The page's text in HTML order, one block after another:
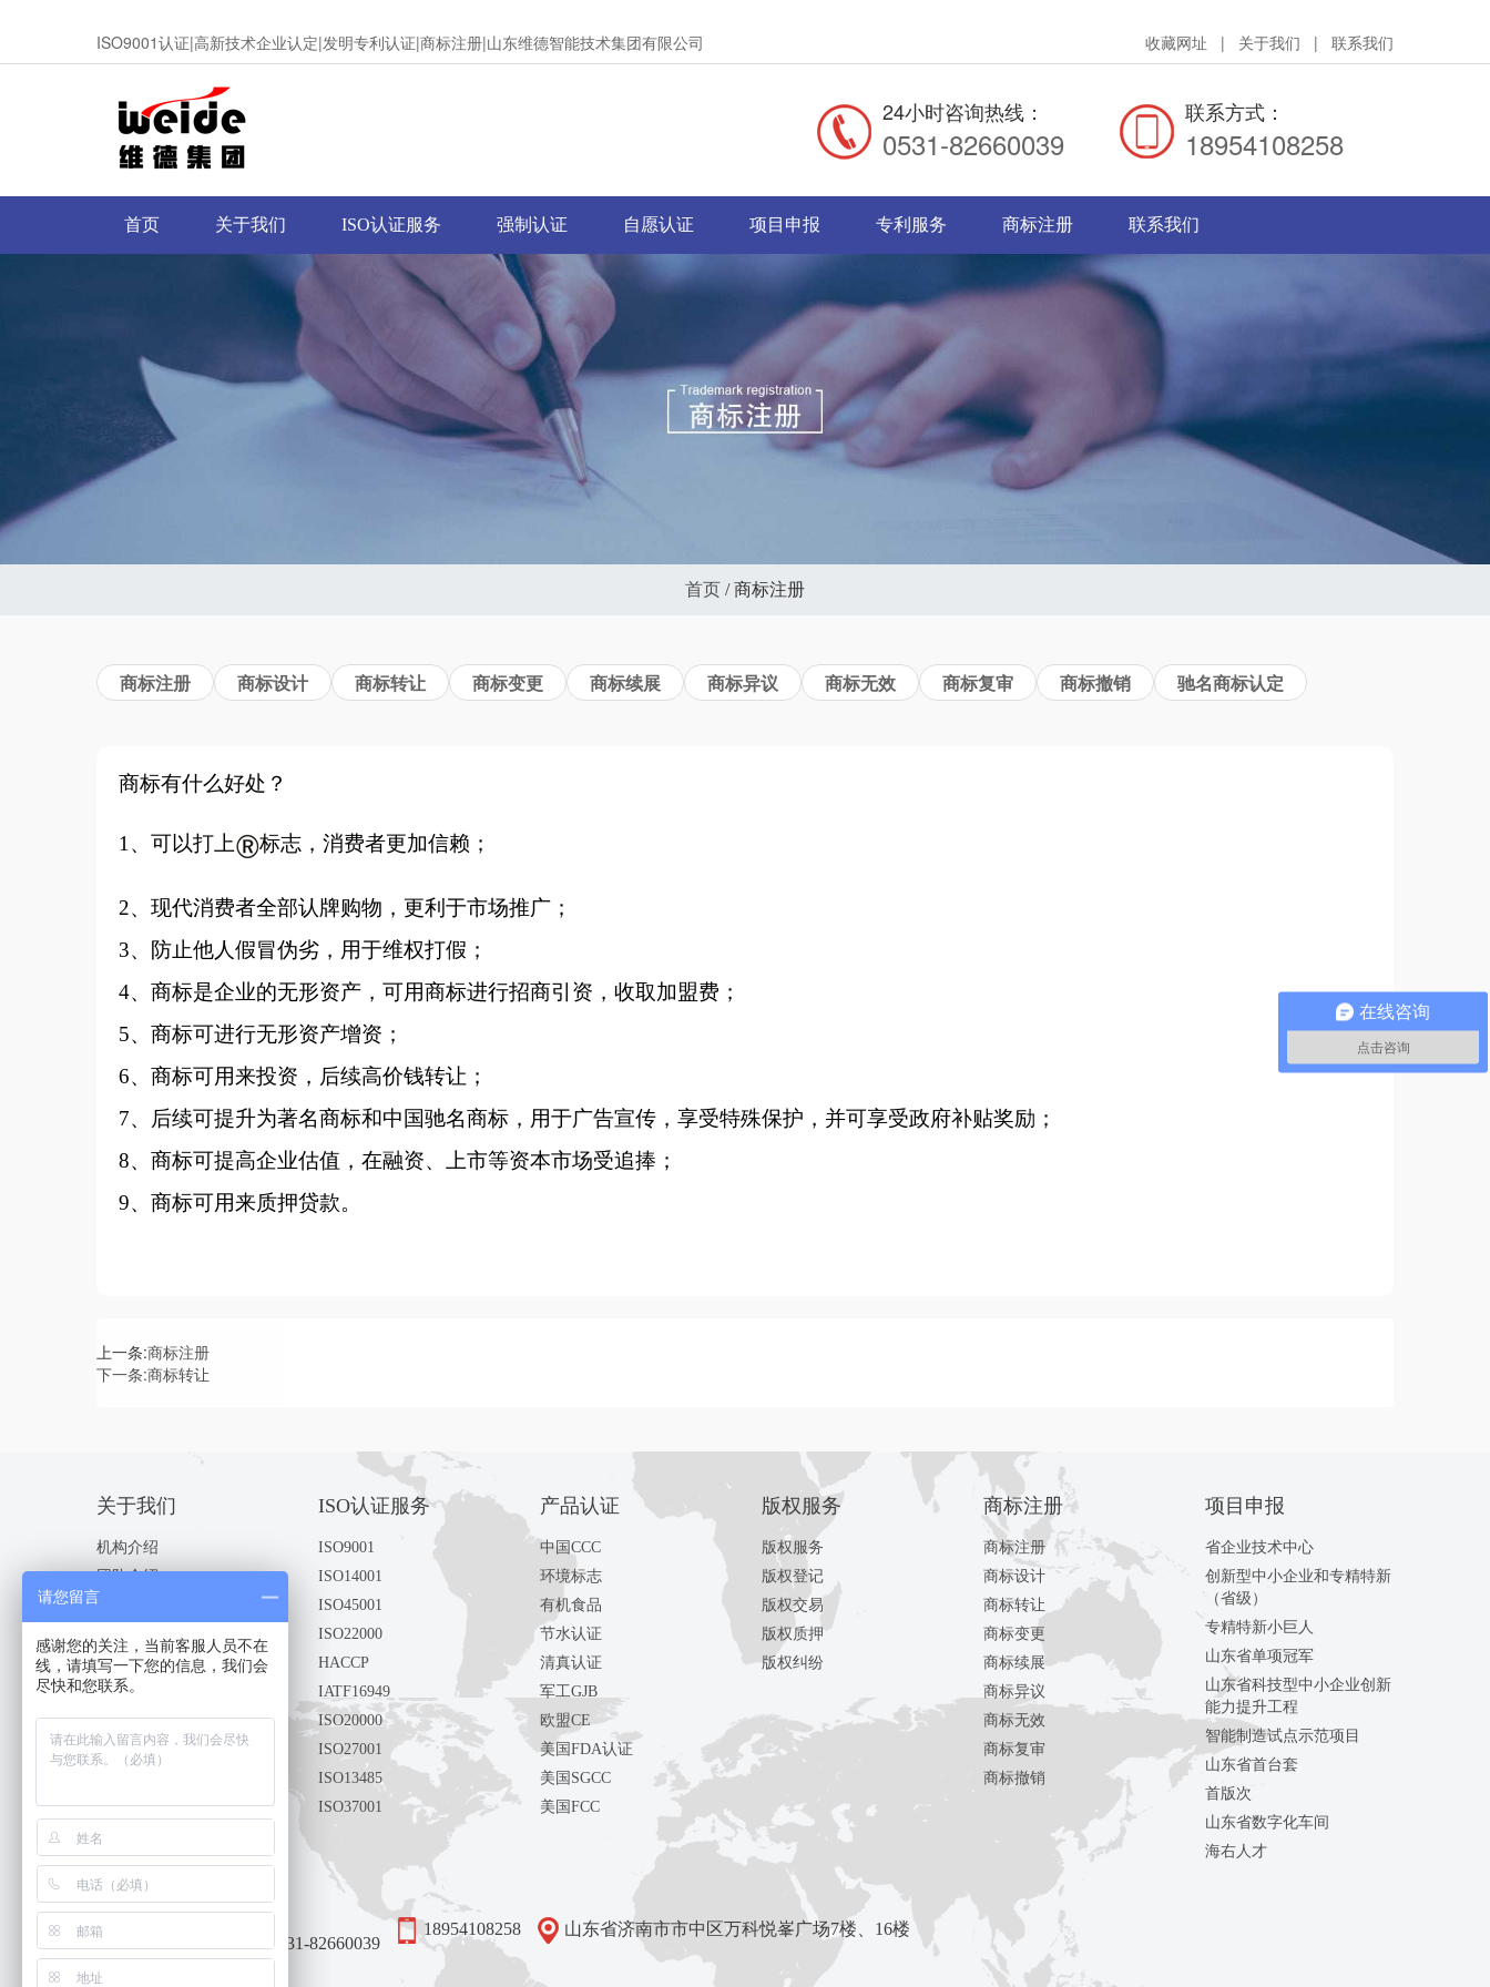
ISO9001认证|高新技术企业认定|发明专利认证|商标注册|山东维德智能技术集团有限公司 收藏网址 | 关于我们 | 联系我们
24小时咨询热线：
0531-82660039
联系方式：
18954108258
首页 关于我们 ISO认证服务 强制认证 自愿认证 项目申报 专利服务 商标注册 联系我们
首页 / 商标注册
商标注册 商标设计 商标转让 商标变更 商标续展 商标异议 商标无效 商标复审 商标撤销 驰名商标认定
商标有什么好处？
1、可以打上 标志，消费者更加信赖；
2、现代消费者全部认牌购物，更利于市场推广；
3、防止他人假冒伪劣，用于维权打假；
4、商标是企业的无形资产，可用商标进行招商引资，收取加盟费；
5、商标可进行无形资产增资；
6、商标可用来投资，后续高价钱转让；
7、后续可提升为著名商标和中国驰名商标，用于广告宣传，享受特殊保护，并可享受政府补贴奖励；
8、商标可提高企业估值，在融资、上市等资本市场受追捧；
9、商标可用来质押贷款。
上一条:商标注册
下一条:商标转让
关于我们
机构介绍
团队介绍
认证承诺
ISO认证服务
ISO9001
ISO14001
ISO45001
ISO22000
HACCP
IATF16949
ISO20000
ISO27001
ISO13485
ISO37001
产品认证
中国CCC
环境标志
有机食品
节水认证
清真认证
军工GJB
欧盟CE
美国FDA认证
美国SGCC
美国FCC
版权服务
版权服务
版权登记
版权交易
版权质押
版权纠纷
商标注册
商标注册
商标设计
商标转让
商标变更
商标续展
商标异议
商标无效
商标复审
商标撤销
项目申报
省企业技术中心
创新型中小企业和专精特新
（省级）
专精特新小巨人
山东省单项冠军
山东省科技型中小企业创新
能力提升工程
智能制造试点示范项目
山东省首台套
首版次
山东省数字化车间
海右人才
联系我们 0531-82660039
18954108258 山东省济南市市中区万科悦峯广场7楼、16楼
在线咨询
点击咨询
请您留言
感谢您的关注，当前客服人员不在
线，请填写一下您的信息，我们会
尽快和您联系。